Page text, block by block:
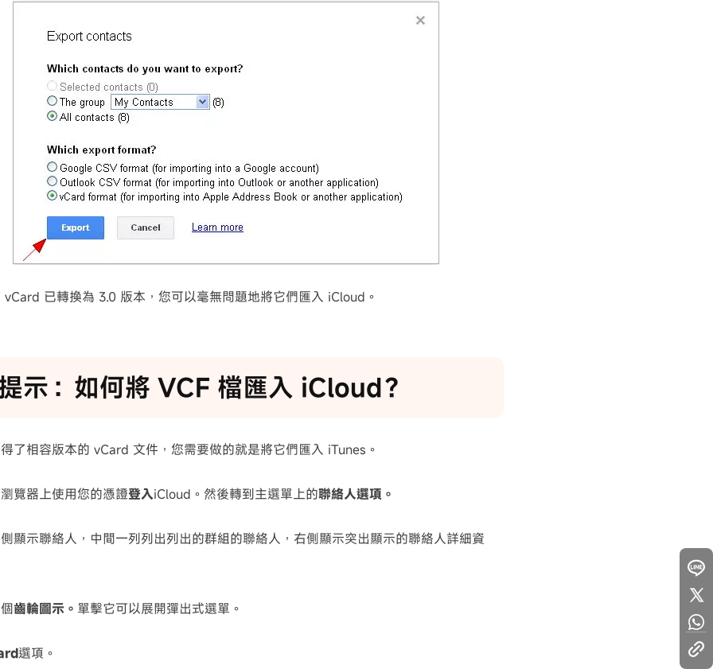
已轉換為 3.0 版本，您可以毫無問題地將它們匯入 iCloud。
示：如何將 VCF 檔匯入 iCloud？
了相容版本的 vCard 文件，您需要做的就是將它們匯入 iTunes。
覽器上使用您的憑證登入iCloud。然後轉到主選單上的聯絡人選項。
顯示聯絡人，中間一列列出列出的群組的聯絡人，右側顯示突出顯示的聯絡人詳細資
齒輪圖示。 單擊它可以展開彈出式選單。
選項。